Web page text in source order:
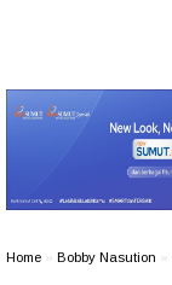
Home Bobby Nasution